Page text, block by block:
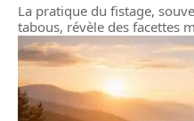
La pratique du fistage,
tabous, révèle des facettes